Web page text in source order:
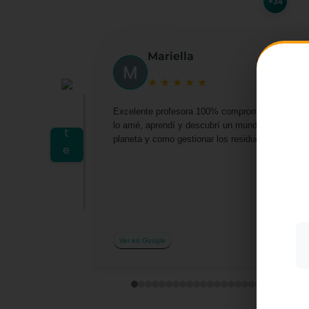
a
su
Mariella
★ ★ ★ ★ ★
Excelente profesora 100% comprometida por
lo amé, aprendí y descubrí un mundo lleno de
planeta y como gestionar los residuos desde
Ver en Google